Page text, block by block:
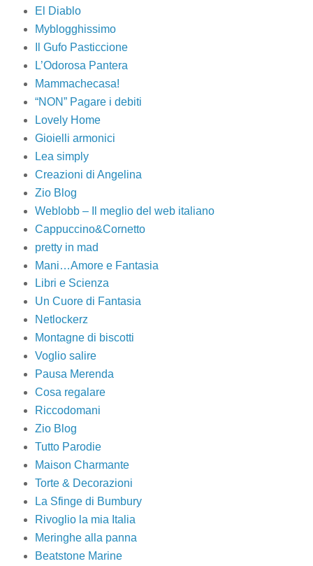
El Diablo
Myblogghissimo
Il Gufo Pasticcione
L’Odorosa Pantera
Mammachecasa!
“NON” Pagare i debiti
Lovely Home
Gioielli armonici
Lea simply
Creazioni di Angelina
Zio Blog
Weblobb – Il meglio del web italiano
Cappuccino&Cornetto
pretty in mad
Mani…Amore e Fantasia
Libri e Scienza
Un Cuore di Fantasia
Netlockerz
Montagne di biscotti
Voglio salire
Pausa Merenda
Cosa regalare
Riccodomani
Zio Blog
Tutto Parodie
Maison Charmante
Torte & Decorazioni
La Sfinge di Bumbury
Rivoglio la mia Italia
Meringhe alla panna
Beatstone Marine